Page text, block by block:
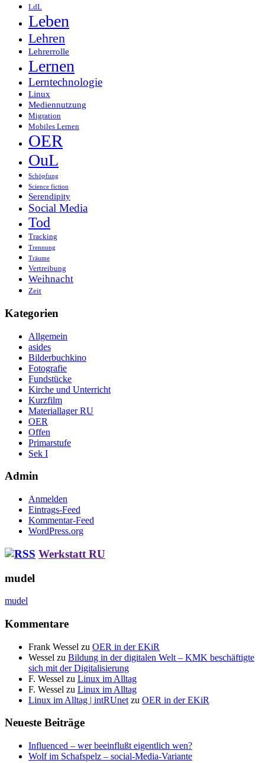
LdL
Leben
Lehren
Lehrerrolle
Lernen
Lerntechnologie
Linux
Mediennutzung
Migration
Mobiles Lernen
OER
OuL
Schöpfung
Science fiction
Serendipity
Social Media
Tod
Tracking
Trennung
Träume
Vertreibung
Weihnacht
Zeit
Kategorien
Allgemein
asides
Bilderbuchkino
Fotografie
Fundstücke
Kirche und Unterricht
Kurzfilm
Materiallager RU
OER
Offen
Primarstufe
Sek I
Admin
Anmelden
Eintrags-Feed
Kommentar-Feed
WordPress.org
Werkstatt RU
mudel
mudel
Kommentare
Frank Wessel zu OER in der EKiR
Wessel zu Bildung in der digitalen Welt – KMK beschäftigte
sich mit der Digitalisierung
F. Wessel zu Linux im Alltag
F. Wessel zu Linux im Alltag
Linux im Alltag | intRUnet zu OER in der EKiR
Neueste Beiträge
Influenced – wer beeinflußt eigentlich wen?
Wolf im Schafspelz – social-Media-Variante